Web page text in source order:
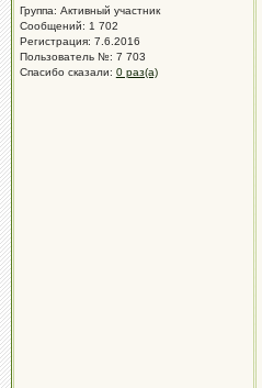
Группа: Активный участник
Сообщений: 1 702
Регистрация: 7.6.2016
Пользователь №: 7 703
Спасибо сказали: 0 раз(а)